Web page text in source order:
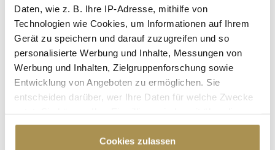
Daten, wie z. B. Ihre IP-Adresse, mithilfe von
Technologien wie Cookies, um Informationen auf Ihrem
Gerät zu speichern und darauf zuzugreifen und so
personalisierte Werbung und Inhalte, Messungen von
Werbung und Inhalten, Zielgruppenforschung sowie
Entwicklung von Angeboten zu ermöglichen. Sie
entscheiden darüber, wer Ihre Daten für welche Zwecke
Cookie-Erklärung oder durch Klicken auf das Privacy
Trigger Symbol ändern oder widerrufen
Cookies zulassen